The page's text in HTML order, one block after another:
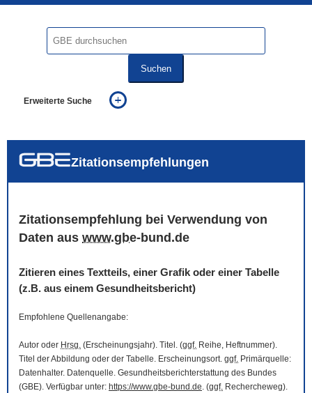
Suchen
Erweiterte Suche
auch in allen Texten suchen (Volltextsuche)
Zitationsempfehlungen
Zitationsempfehlung bei Verwendung von
Daten aus www.gbe-bund.de
Zitieren eines Textteils, einer Grafik oder einer Tabelle
(z.B. aus einem Gesundheitsbericht)
Empfohlene Quellenangabe:
Autor oder Hrsg. (Erscheinungsjahr). Titel. (ggf. Reihe, Heftnummer).
Titel der Abbildung oder der Tabelle. Erscheinungsort. ggf. Primärquelle:
Datenhalter. Datenquelle. Gesundheitsberichterstattung des Bundes
(GBE). Verfügbar unter: https://www.gbe-bund.de. (ggf. Rechercheweg).